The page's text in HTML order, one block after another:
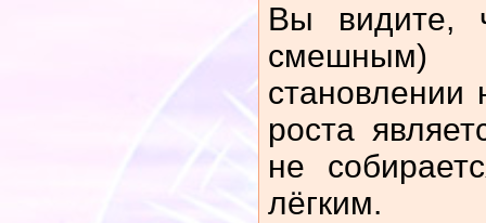
Вы видите,
становлении
роста
не
лёгким.